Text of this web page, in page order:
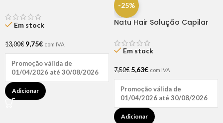
Em stock
13,00€ 9,75€ com IVA
Promoção válida de
01/04/2026 até 30/08/2026
Adicionar
-25%
Natu Hair Solução Capilar
Em stock
7,50€ 5,63€ com IVA
Promoção válida de
01/04/2026 até 30/08/2026
Adicionar